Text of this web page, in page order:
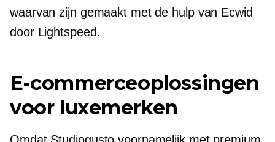
waarvan zijn gemaakt met de hulp van Ecwid
door Lightspeed.
E-commerceoplossingen
voor luxemerken